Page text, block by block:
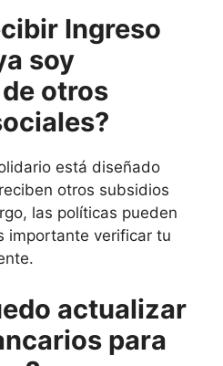
Ingreso
soy
otros
está diseñado
otros subsidios
las políticas pueden
importante verificar tu
actualizar
para